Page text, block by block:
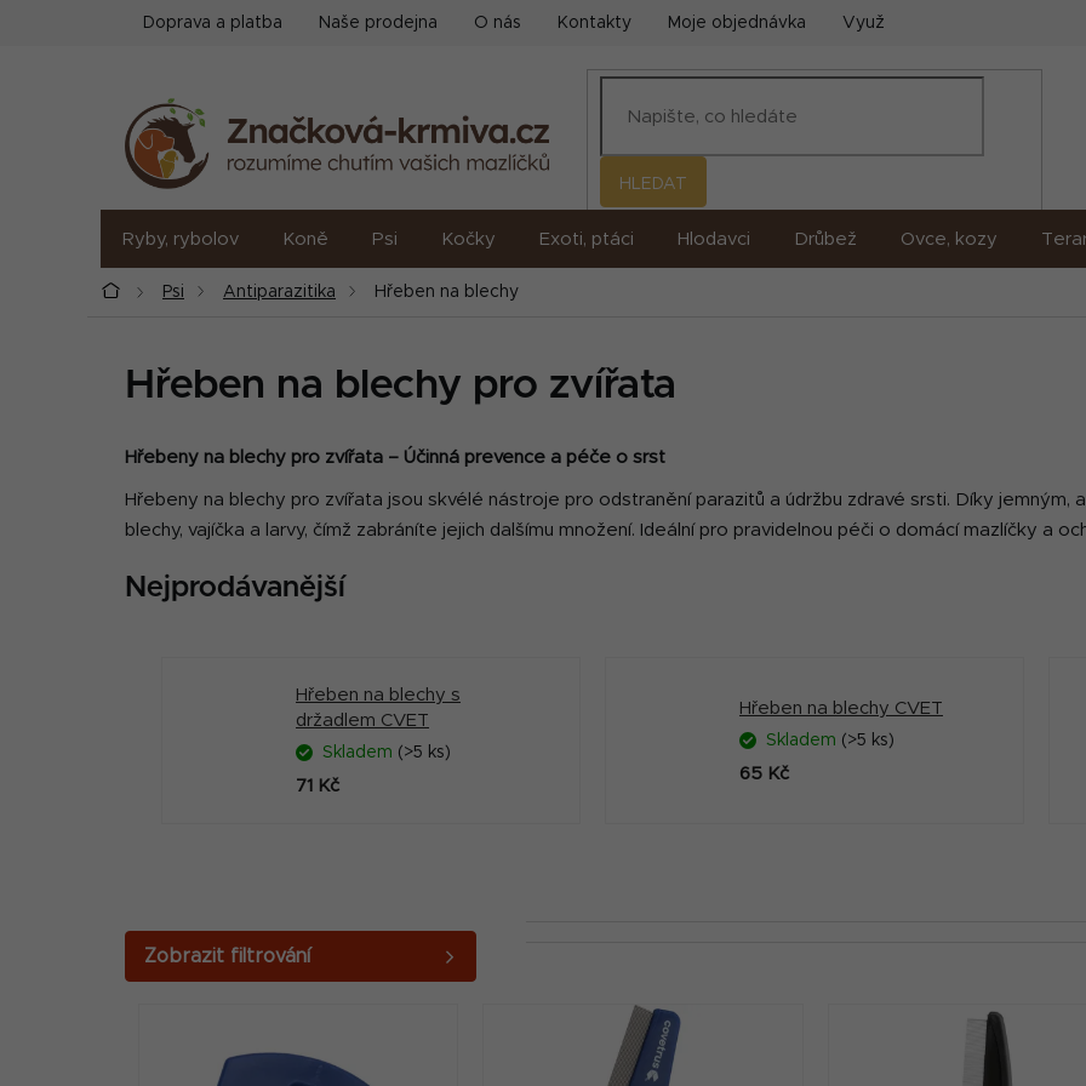
Doprava a platba Naše prodejna O nás Kontakty Moje objednávka Využití umělé inteligence (AI)
HLEDAT
Ryby, rybolov Koně Psi Kočky Exoti, ptáci Hlodavci Drůbež Ovce, kozy
DomůPsi Antiparazitika Hřeben na blechy
Hřeben na blechy pro zvířata
Hřebeny na blechy pro zvířata – Účinná prevence a péče o srst
Hřebeny na blechy pro zvířata jsou skvélé nástroje pro odstranění parazitů a údržbu zdravé srsti. Díky jemným,
blechy, vajíčka a larvy, čímž zabráníte jejich dalšímu množení. Ideální pro pravidelnou péči o domácí mazlíčky a
Nejprodávanější
Hřeben na blechy s
držadlem CVET
Skladem (>5 ks)
71 Kč
Hřeben na blechy CVET
Skladem (>5 ks)
65 Kč
o